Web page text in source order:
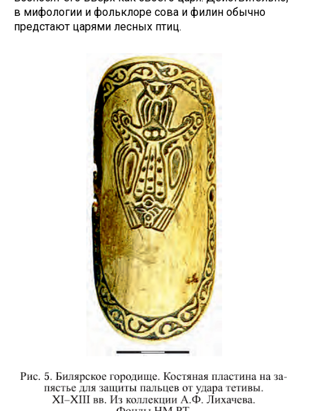
в мифологии и фольклоре сова и филин обычно
предстают царями лесных птиц.